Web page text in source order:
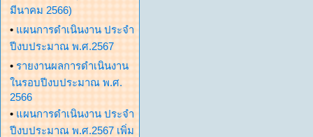
มีนาคม 2566)
• แผนการดำเนินงาน ประจำ
ปีงบประมาณ พ.ศ.2567
• รายงานผลการดำเนินงาน
ในรอบปีงบประมาณ พ.ศ.
2566
• แผนการดำเนินงาน ประจำ
ปีงบประมาณ พ.ศ.2567 เพิ่ม